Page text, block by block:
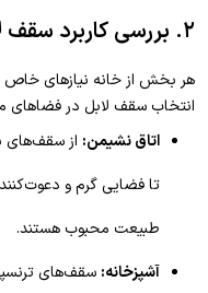
۲. بررسی کاربرد سقف لابل در فضاهای مختلف خانه
هر بخش از خانه نیازهای خاص
انتخاب سقف لابل در فضاهای
اتاق نشیمن:
تا فضایی گرم و
طبیعت محبوب هستند.
آشپزخانه: سقف‌های